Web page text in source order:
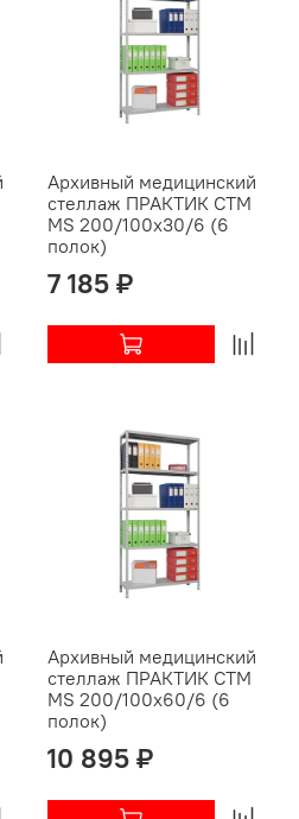
Архивный медицинский
стеллаж ПРАКТИК СТМ
MS 200/100х30/6 (6
полок)
7 185 ₽
Архивный медицинский
стеллаж ПРАКТИК СТМ
MS 200/100х60/6 (6
полок)
10 895 ₽